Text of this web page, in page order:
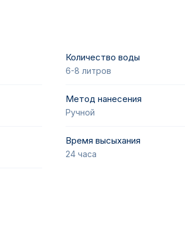
к перепадам температур: допускается
Количество воды
6-8 литров
Метод нанесения
Ручной
Время высыхания
24 часа